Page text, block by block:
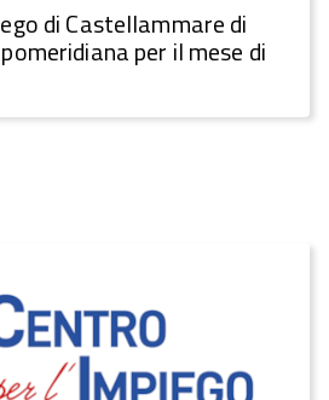
di Castellammare di
per il mese di